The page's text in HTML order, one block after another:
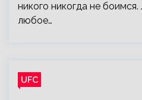
никого никогда не
любое…
UFC